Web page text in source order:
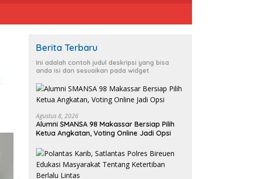
Berita Terbaru
Ini adalah contoh judul deskripsi yang bisa
anda isi dan sesuaikan pada widget
Agustus 8, 2026
Alumni SMANSA 98 Makassar Bersiap Pilih
Ketua Angkatan, Voting Online Jadi Opsi